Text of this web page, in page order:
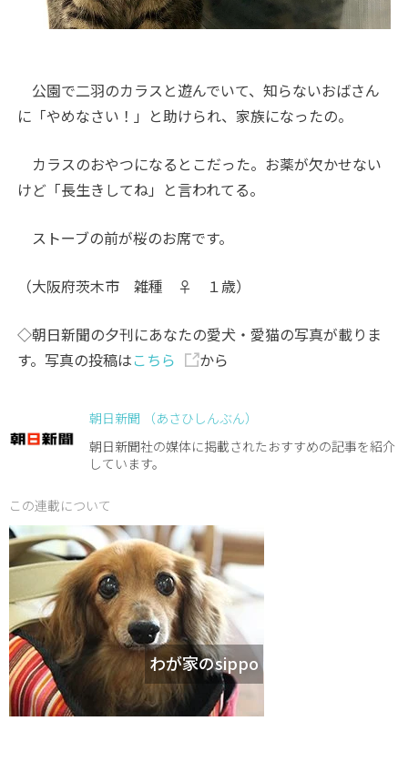
公園で二羽のカラスと遊んでいて、知らないおばさん
に「やめなさい！」と助けられ、家族になったの。
カラスのおやつになるとこだった。お薬が欠かせない
けど「長生きしてね」と言われてる。
ストーブの前が桜のお席です。
（大阪府茨木市 雑種 ♀ １歳）
◇朝日新聞の夕刊にあなたの愛犬・愛猫の写真が載りま
す。写真の投稿はこちら から
朝日新聞 （あさひしんぶん）
朝日新聞社の媒体に掲載されたおすすめの記事を紹介
しています。
この連載について
わが家のsippo